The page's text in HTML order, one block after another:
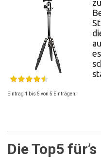
Eintrag 1 bis 5 von 5 Einträgen.
Die Top5